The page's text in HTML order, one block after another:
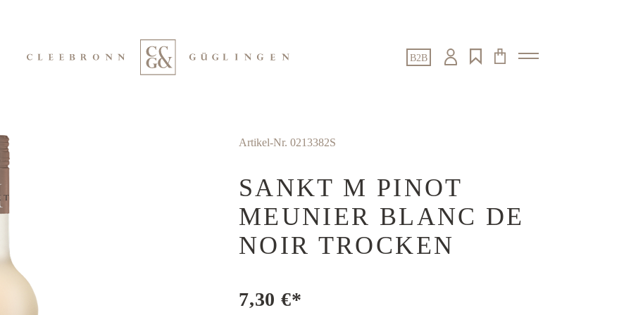
B2B
Artikel-Nr. 0213382S
SANKT M PINOT
MEUNIER BLANC DE
NOIR TROCKEN
7,30 €*